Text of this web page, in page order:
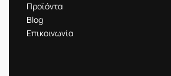
Προϊόντα
Blog
Επικοινωνία